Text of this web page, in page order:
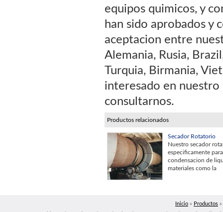
equipos quimicos, y
han sido aprobados y
aceptacion entre
Alemania, Rusia,
Turquia, Birmania,
interesado en
consultarnos.
Productos relacionados
Secador Rotatorio
Nuestro secador
especificamente
condensacion de
materiales como la
Inicio » Productos »